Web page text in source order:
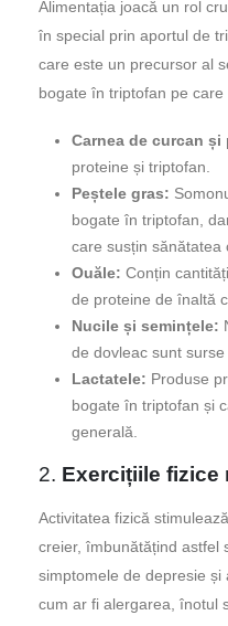
Alimentația joacă un rol
în special prin aportul de
care este un precursor al
bogate în triptofan pe
Carnea de curcan și
proteine și triptofan.
Peștele gras:
bogate în triptofan,
care susțin sănătatea
Ouăle: Conțin
de proteine de înaltă
Nucile și semințele:
de dovleac sunt
Lactatele: Produse
bogate în triptofan și
generală.
2. Exercițiile fizice
Activitatea fizică
creier, îmbunătățind astfel
simptomele de depresie și
cum ar fi alergarea, înotul